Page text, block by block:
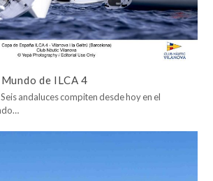
de ILCA 4
andaluces compiten desde hoy en el